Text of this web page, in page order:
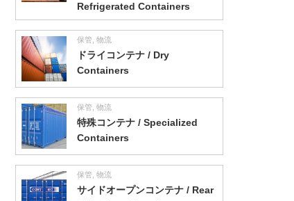
Refrigerated Containers
保管 物流
ドライコンテナ / Dry
Containers
保管 物流
特殊コンテナ / Specialized
Containers
保管 物流
サイドオープンコンテナ / Rear